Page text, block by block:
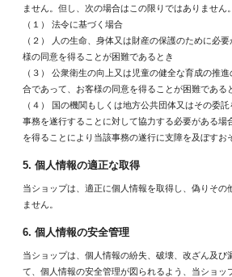
ません。但し、次の場合はこの限りではありません。
（１） 法令に基づく場合
（２） 人の生命、身体又は財産の保護のために必
様の同意を得ることが困難であるとき
（３） 公衆衛生の向上又は児童の健全な育成の推
合であって、お客様の同意を得ることが困難である
（４） 国の機関もしくは地方公共団体又はその委
事務を遂行することに対して協力する必要がある場
を得ることにより当該事務の遂行に支障を及ぼすお
5. 個人情報の適正な取得
当ショップは、適正に個人情報を取得し、偽りその
ません。
6. 個人情報の安全管理
当ショップは、個人情報の紛失、破壊、改ざん及び
て、個人情報の安全管理が図られるよう、当ショッ